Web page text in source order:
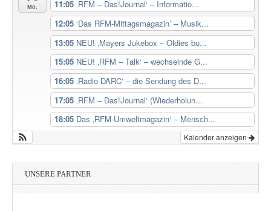
Mo.
11:05 ‚RFM – Das!Journal‘ – Informatio...
12:05 ‘Das RFM-Mittagsmagazin’ – Musik...
13:05 NEU! ‚Mayers Jukebox – Oldies bu...
15:05 NEU! ‚RFM – Talk‘ – wechselnde G...
16:05 ‚Radio DARC‘ – die Sendung des D...
17:05 ‚RFM – Das!Journal‘ (Wiederholun...
18:05 Das ‚RFM-Umweltmagazin‘ – Mensch...
Kalender anzeigen
UNSERE PARTNER